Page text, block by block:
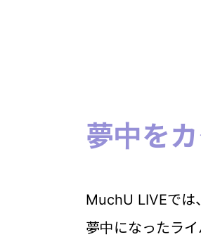
夢中を
MuchU LIVEでは
夢中になったラ